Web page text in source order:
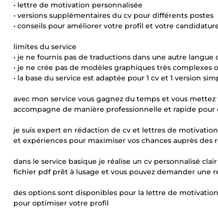
• lettre de motivation personnalisée
• versions supplémentaires du cv pour différents postes
• conseils pour améliorer votre profil et votre
limites du service
• je ne fournis pas de traductions dans une autre langue
• je ne crée pas de modèles graphiques très complexes
• la base du service est adaptée pour 1 cv et 1 version
avec mon service vous gagnez du temps et vous
accompagne de manière professionnelle et rapide
je suis expert en rédaction de cv et lettres de
et expériences pour maximiser vos chances auprès des
dans le service basique je réalise un cv personnalisé
fichier pdf prêt à lusage et vous pouvez demander une
des options sont disponibles pour la lettre de
pour optimiser votre profil